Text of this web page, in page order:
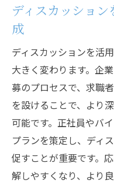
ディスカッショ
成
ディスカッションを活
大きく変わります。企
募のプロセスで、求職
を設けることで、より
可能です。正社員やバ
プランを策定し、ディ
促すことが重要です。
解しやすくなり、より